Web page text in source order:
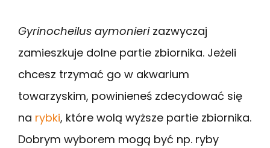
Gyrinocheilus aymonierizazwyczaj
zamieszkuje dolne partie zbiornika. Jeżeli
chcesz trzymać go w akwarium
towarzyskim, powinieneś zdecydować się
na rybki, które wolą wyższe partie zbiornika.
Dobrym wyborem mogą być np. ryby